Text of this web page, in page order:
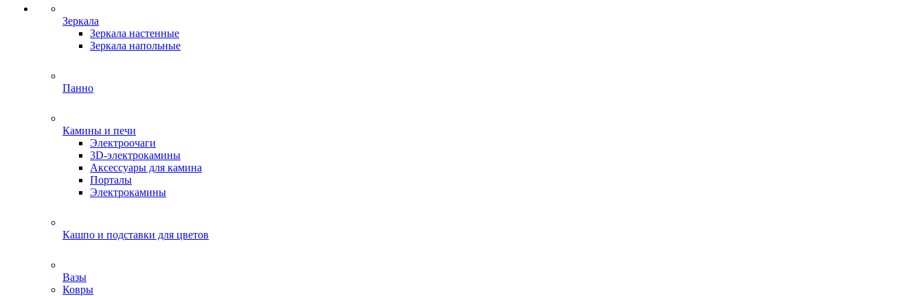
Зеркала
Зеркала настенные
Зеркала напольные
Панно
Камины и печи
Электроочаги
3D-электрокамины
Аксессуары для камина
Порталы
Электрокамины
Кашпо и подставки для цветов
Вазы
Ковры